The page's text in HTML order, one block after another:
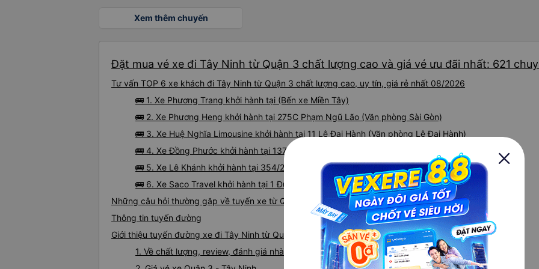
Xem thêm chuyến
Đặt mua vé xe đi Tây Ninh từ Quận 3 chất lượng cao và giá vé ưu đãi nhất: 621
Tư vấn TOP 6 xe khách đi Tây Ninh từ Quận 3 chất lượng cao, uy tín, giá rẻ nhất 08/2026
🚌 1. Xe Phương Trang khởi hành tại (Bến xe Miền Tây)
🚌 2. Xe Phương Heng khởi hành tại 275C Phạm Ngũ Lão (Văn phòng Sài Gòn)
🚌 3. Xe Huệ Nghĩa Limousine khởi hành tại 11 Lê Đại Hành (Văn phòng Lê Đại Hành)
🚌 4. Xe Đồng Phước khởi hành tại 137 Đào Duy Từ (Văn phòng Quận 10)
🚌 5. Xe Lê Khánh khởi hành tại 354/23 Lý Thường Kiệt (Văn phòng Sài Gòn)
🚌 6. Xe Saco Travel khởi hành tại 1 Đường Số 17A, Khu phố 11
Những câu hỏi thường gặp về tuyến xe từ Quận 3 đi Tây Ninh
Thông tin tuyến đường
Giới thiệu tuyến đường xe đi Tây Ninh từ Quận 3
1. Về chất lượng, review, đánh giá nhà xe Quận 3 Tây Ninh